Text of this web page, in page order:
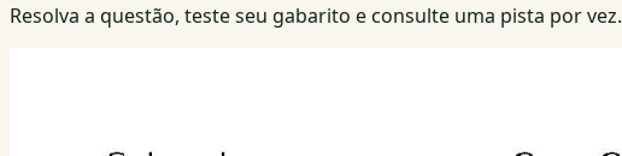
Resolva a questão, teste seu gabarito e consulte uma pista por vez.